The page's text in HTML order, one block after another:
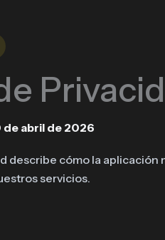
abril de 2026
describe cómo la aplicación
servicios.